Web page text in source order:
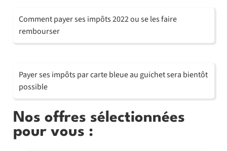
Comment payer ses impôts 2022 ou se les faire
rembourser
Payer ses impôts par carte bleue au guichet sera bientôt
possible
Nos offres sélectionnées
pour vous :